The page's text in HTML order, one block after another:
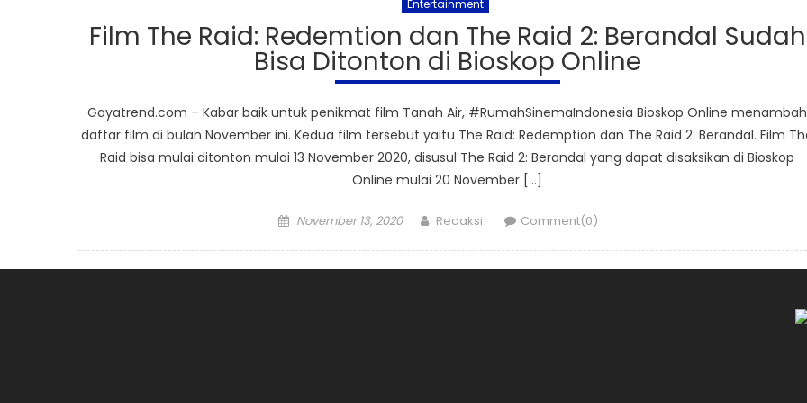
Entertainment
Film The Raid: Redemtion dan The Raid 2: Berandal Sudah
Bisa Ditonton di Bioskop Online
Gayatrend.com – Kabar baik untuk penikmat film Tanah Air, #RumahSinemaIndonesia Bioskop Online menambah
daftar film di bulan November ini. Kedua film tersebut yaitu The Raid: Redemption dan The Raid 2: Berandal. Film
Raid bisa mulai ditonton mulai 13 November 2020, disusul The Raid 2: Berandal yang dapat disaksikan di Bioskop
Online mulai 20 November […]
Posted
November 13, 2020 Author
Redaksi Comment(0)